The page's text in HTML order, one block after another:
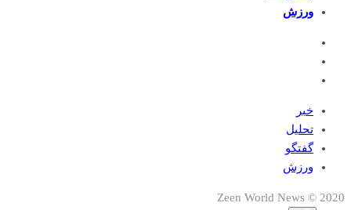
ورزش
خبر
تحلیل
گفتگو
ورزش
2020 © Zeen World News